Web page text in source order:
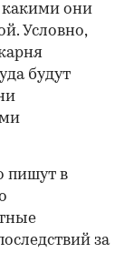
какими они
Условно,
будут
пишут в
за